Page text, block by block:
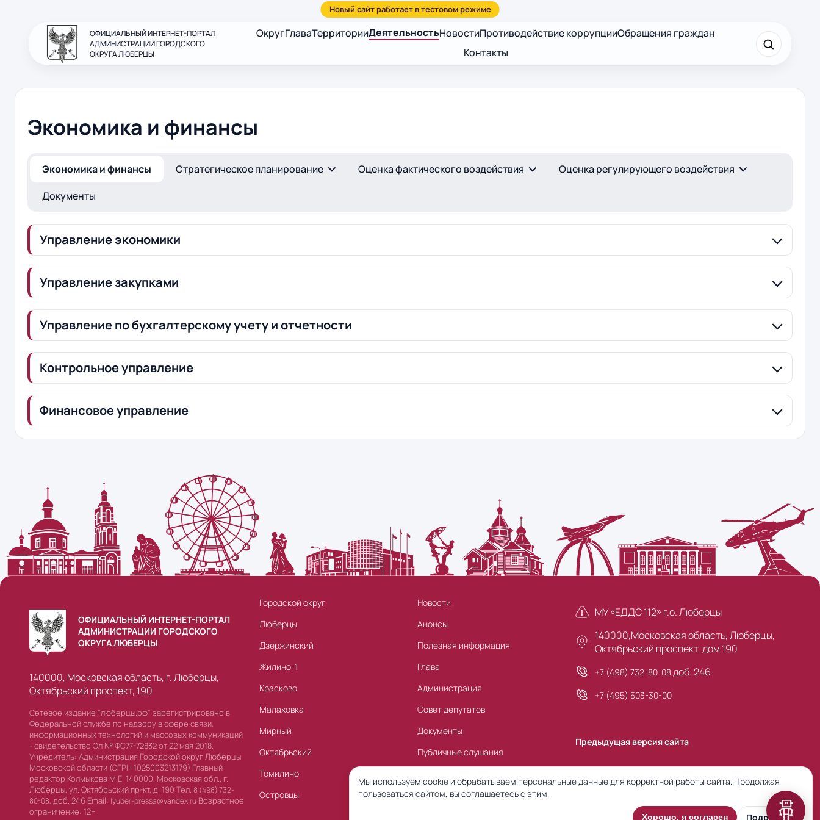
ОФИЦИАЛЬНЫЙ ИНТЕРНЕТ-ПОРТАЛ
АДМИНИСТРАЦИИ ГОРОДСКОГО
ОКРУГА ЛЮБЕРЦЫ
ОкругГлаваТерриторииДеятельностьНовостиПротиводействие коррупцииОбращения граждан
Контакты
Найти ×
Экономика и финансы
Экономика и финансы Стратегическое планирование Оценка фактического воздействия
Оценка регулирующего воздействия
Документы
Управление экономики
Управление закупками
Управление по бухгалтерскому учету и отчетности
Контрольное управление
Финансовое управление
ОФИЦИАЛЬНЫЙ ИНТЕРНЕТ-ПОРТАЛ
АДМИНИСТРАЦИИ ГОРОДСКОГО
ОКРУГА ЛЮБЕРЦЫ
140000, Московская область, г. Люберцы,
Октябрьский проспект, 190
Сетевое издание "люберцы.рф" зарегистрировано в
Федеральной службе по надзору в сфере связи,
информационных технологий и массовых коммуникаций
- свидетельство Эл № ФС77-72832 от 22 мая 2018.
Учредитель: Администрация Городской округ Люберцы
Московской области (ОГРН 1025003213179) Главный
редактор Колмыкова М.Е. 140000, Московская обл., г.
Люберцы, ул. Октябрьский пр-кт, д. 190 Тел. 8 (498) 732-
80-08, доб. 246 Email: lyuber-pressa@yandex.ru Возрастное
ограничение: 12+
Городской округ
Люберцы
Дзержинский
Жилино-1
Красково
Малаховка
Мирный
Октябрьский
Томилино
Островцы
Новости
Анонсы
Полезная информация
Глава
Администрация
Совет депутатов
Документы
Публичные слушания
МУ «ЕДДС 112» г.о. Люберцы
140000,Московская область, Люберцы,
Октябрьский проспект, дом 190
+7 (498) 732-80-08 доб. 246
+7 (495) 503-30-00
Предыдущая версия сайта
Мы используем cookie и обрабатываем персональные данные для корректной работы сайта. Продолжая
пользоваться сайтом, вы соглашаетесь с этим.
Хорошо, я согласен Подробнее